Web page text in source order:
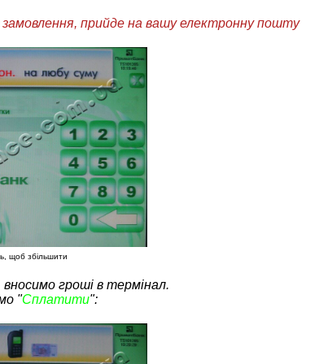
прийде на вашу електронну пошту
щоб збільшити
вносимо гроші в термінал.
"Сплатити":